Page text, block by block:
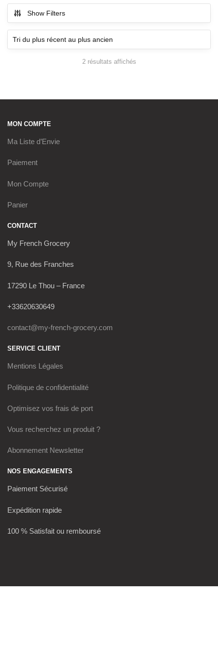
Show Filters
2 résultats affichés
MON COMPTE
Ma Liste d’Envie
Paiement
Mon Compte
Panier
CONTACT
My French Grocery
9, Rue des Franches
17290 Le Thou – France
+33620630649
contact@my-french-grocery.com
SERVICE CLIENT
Mentions Légales
Politique de confidentialité
Optimisez vos frais de port
Vous recherchez un produit ?
Abonnement Newsletter
NOS ENGAGEMENTS
Paiement Sécurisé
Expédition rapide
100 % Satisfait ou remboursé